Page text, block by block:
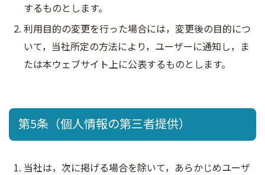
するものとします。
利用目的の変更を行った場合には，変更後の目的につ
いて，当社所定の方法により，ユーザーに通知し，ま
たは本ウェブサイト上に公表するものとします。
第5条（個人情報の第三者提供）
当社は，次に掲げる場合を除いて，あらかじめユーザ